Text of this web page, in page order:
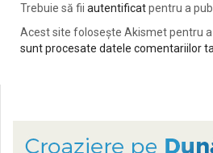
Trebuie să fii autentificatpentru a
Acest site folosește Akismet pentru a
sunt procesate datele comentariilor